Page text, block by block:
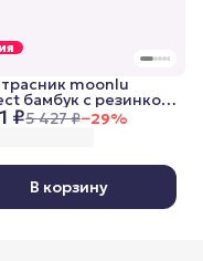
₽5 427 ₽−29%
moonlu
бамбук c резинкой
200x200 cм
В корзину